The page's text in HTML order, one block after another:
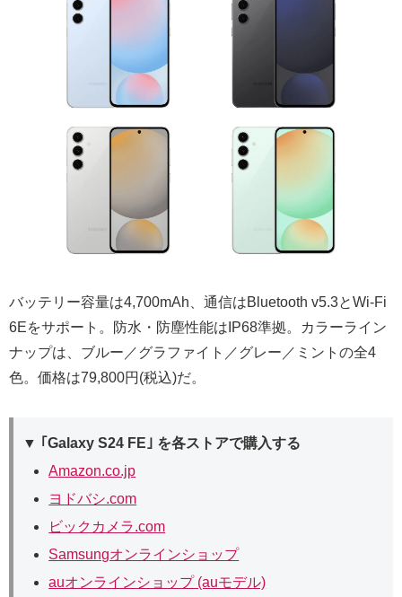
バッテリー容量は4,700mAh、通信はBluetooth v5.3とWi-Fi
6Eをサポート。防水・防塵性能はIP68準拠。カラーライン
ナップは、ブルー／グラファイト／グレー／ミントの全4
色。価格は79,800円(税込)だ。
▼ ｢Galaxy S24 FE｣ を各ストアで購入する
Amazon.co.jp
ヨドバシ.com
ビックカメラ.com
Samsungオンラインショップ
auオンラインショップ (auモデル)